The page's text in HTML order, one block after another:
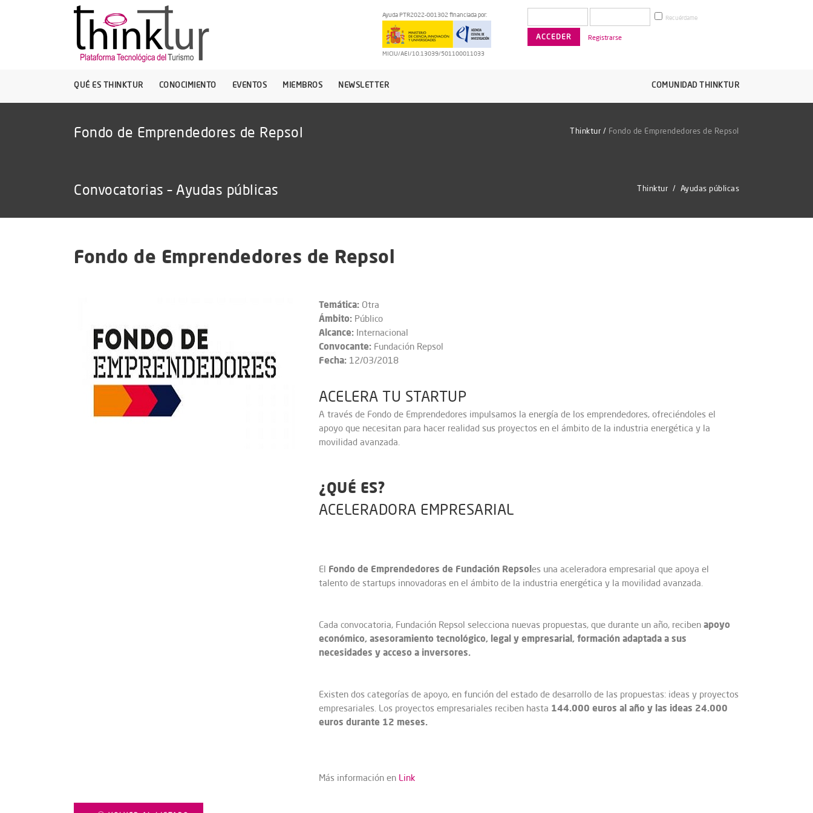
Ayuda PTR2022-001302 financiada por:
MICIU/AEI/10.13039/501100011033
Recuérdame
Registrarse
QUÉ ES THINKTUR CONOCIMIENTO EVENTOS MIEMBROS NEWSLETTER COMUNIDAD THINKTUR
Fondo de Emprendedores de Repsol Thinktur / Fondo de Emprendedores de Repsol
Convocatorias – Ayudas públicas Thinktur / Ayudas públicas
Fondo de Emprendedores de Repsol
Temática: Otra
Ámbito: Público
Alcance: Internacional
Convocante: Fundación Repsol
Fecha: 12/03/2018
ACELERA TU STARTUP
A través de Fondo de Emprendedores impulsamos la energía de los emprendedores, ofreciéndoles el
apoyo que necesitan para hacer realidad sus proyectos en el ámbito de la industria energética y la
movilidad avanzada.
¿QUÉ ES?
ACELERADORA EMPRESARIAL
El Fondo de Emprendedores de Fundación Repsoles una aceleradora empresarial que apoya el
talento de startups innovadoras en el ámbito de la industria energética y la movilidad avanzada.
Cada convocatoria, Fundación Repsol selecciona nuevas propuestas, que durante un año, reciben apoyo
económico, asesoramiento tecnológico, legal y empresarial, formación adaptada a sus
necesidades y acceso a inversores.
Existen dos categorías de apoyo, en función del estado de desarrollo de las propuestas: ideas y proyectos
empresariales. Los proyectos empresariales reciben hasta 144.000 euros al año y las ideas 24.000
euros durante 12 meses.
Más información en Link